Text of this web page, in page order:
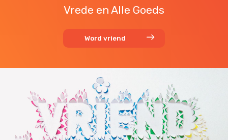
Vrede en Alle Goeds
Word vriend